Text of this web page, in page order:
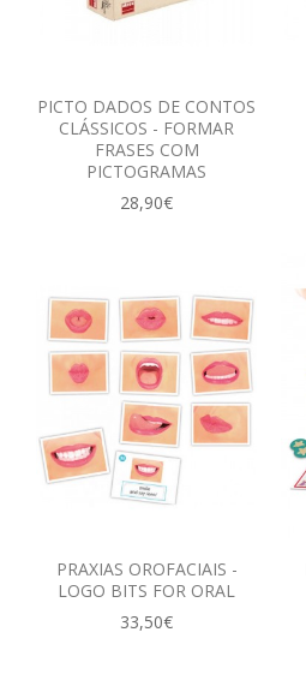
PICTO DADOS DE CONTOS
CLÁSSICOS - FORMAR
FRASES COM
PICTOGRAMAS
28,90€
PRAXIAS OROFACIAIS -
LOGO BITS FOR ORAL
33,50€